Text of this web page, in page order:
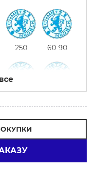
250 60-90
серый
уголь